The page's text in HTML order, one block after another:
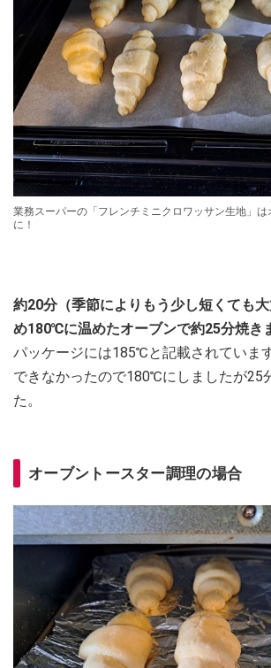
業務スーパーの「フレンチミニクロワッサン生地」は
に！
約20分（季節によりもう少し短くても
め180℃に温めたオーブンで約25分焼き
パッケージには185℃と記載されていま
できなかったので180℃にしましたが25
た。
オーブントースター調理の場合